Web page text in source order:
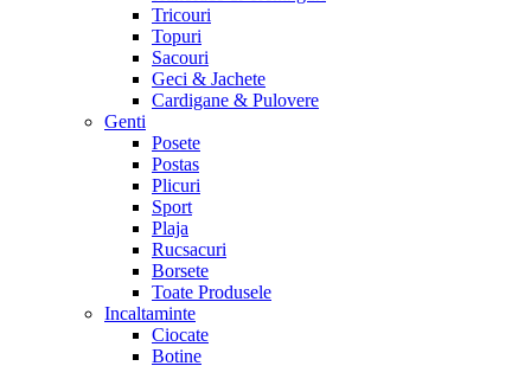
Tricouri
Topuri
Sacouri
Geci & Jachete
Cardigane & Pulovere
Genti
Posete
Postas
Plicuri
Sport
Plaja
Rucsacuri
Borsete
Toate Produsele
Incaltaminte
Ciocate
Botine